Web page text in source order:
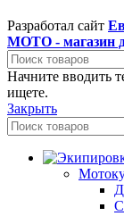
Разработал сайт
МОТО - магазин
Начните вводить
ищете.
Закрыть